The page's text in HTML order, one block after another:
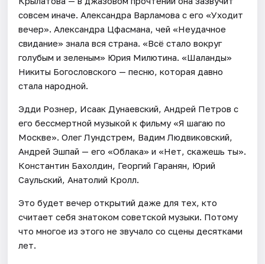
совсем иначе. Александра Варламова с его «Уходит
вечер». Александра Цфасмана, чей «Неудачное
свидание» знала вся страна. «Всё стало вокруг
голубым и зеленым» Юрия Милютина. «Шаланды»
Никиты Богословского — песню, которая давно
стала народной.
Эдди Рознер, Исаак Дунаевский, Андрей Петров с
его бессмертной музыкой к фильму «Я шагаю по
Москве». Олег Лундстрем, Вадим Людвиковский,
Андрей Эшпай — его «Облака» и «Нет, скажешь ты».
Константин Бахолдин, Георгий Гаранян, Юрий
Саульский, Анатолий Кролл.
Это будет вечер открытий даже для тех, кто
считает себя знатоком советской музыки. Потому
что многое из этого не звучало со сцены десятками
лет.